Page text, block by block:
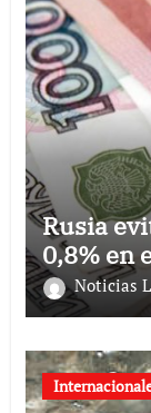
Rusia
0,8% en
Noticias